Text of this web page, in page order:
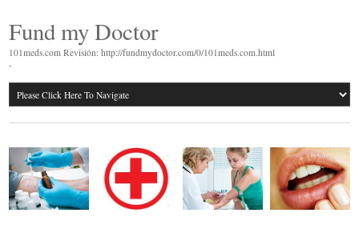
Fund my Doctor
101meds.com Revisión: http://fundmydoctor.com/0/101meds.com.html
-